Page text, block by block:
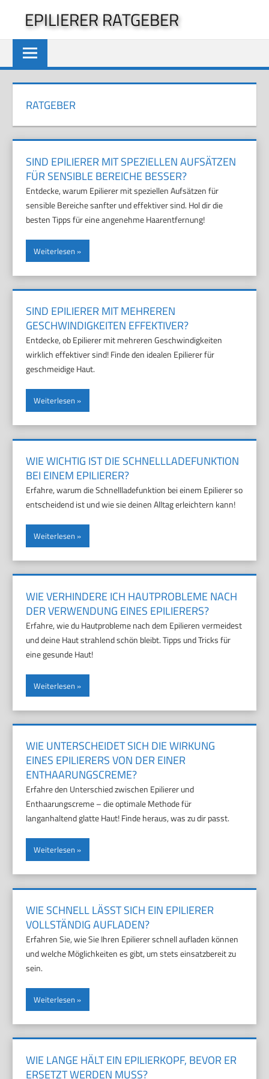
springen
EPILIERER RATGEBER
RATGEBER
SIND EPILIERER MIT SPEZIELLEN AUFSÄTZEN
FÜR SENSIBLE BEREICHE BESSER?
Entdecke, warum Epilierer mit speziellen Aufsätzen für
sensible Bereiche sanfter und effektiver sind. Hol dir die
besten Tipps für eine angenehme Haarentfernung!
Weiterlesen
SIND EPILIERER MIT MEHREREN
GESCHWINDIGKEITEN EFFEKTIVER?
Entdecke, ob Epilierer mit mehreren Geschwindigkeiten
wirklich effektiver sind! Finde den idealen Epilierer für
geschmeidige Haut.
Weiterlesen
WIE WICHTIG IST DIE SCHNELLLADEFUNKTION
BEI EINEM EPILIERER?
Erfahre, warum die Schnellladefunktion bei einem Epilierer so
entscheidend ist und wie sie deinen Alltag erleichtern kann!
Weiterlesen
WIE VERHINDERE ICH HAUTPROBLEME NACH
DER VERWENDUNG EINES EPILIERERS?
Erfahre, wie du Hautprobleme nach dem Epilieren vermeidest
und deine Haut strahlend schön bleibt. Tipps und Tricks für
eine gesunde Haut!
Weiterlesen
WIE UNTERSCHEIDET SICH DIE WIRKUNG
EINES EPILIERERS VON DER EINER
ENTHAARUNGSCREME?
Erfahre den Unterschied zwischen Epilierer und
Enthaarungscreme – die optimale Methode für
langanhaltend glatte Haut! Finde heraus, was zu dir passt.
Weiterlesen
WIE SCHNELL LÄSST SICH EIN EPILIERER
VOLLSTÄNDIG AUFLADEN?
Erfahren Sie, wie Sie Ihren Epilierer schnell aufladen können
und welche Möglichkeiten es gibt, um stets einsatzbereit zu
sein.
Weiterlesen
WIE LANGE HÄLT EIN EPILIERKOPF, BEVOR ER
ERSETZT WERDEN MUSS?